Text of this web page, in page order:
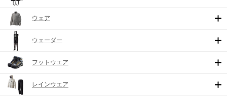
ウェア
ウェーダー
フットウエア
レインウエア